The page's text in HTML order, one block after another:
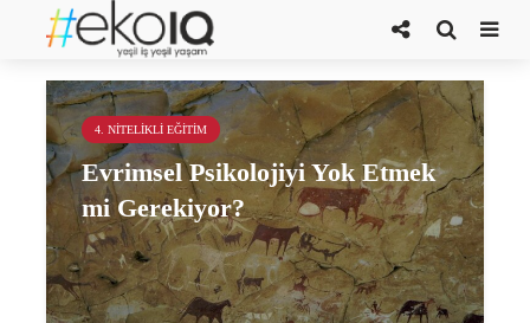
kıskançlık
4. NITELIKLI EĞITIM
Evrimsel Psikolojiyi Yok Etmek
mi Gerekiyor?